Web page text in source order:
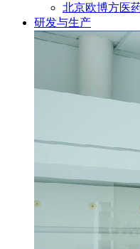
北京欧博方医
研发与生产